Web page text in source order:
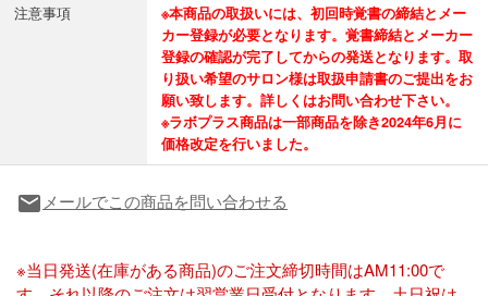
注意事項
※本商品の取扱いには、初回時覚書の締結とメー
カー登録が必要となります。覚書締結とメーカー
登録の確認が完了してからの発送となります。取
り扱い希望のサロン様は取扱申請書のご提出をお
願い致します。詳しくはお問い合わせ下さい。
※ラボプラス商品は一部商品を除き2024年6月に
価格改定を行いました。
local_post_officeメールでこの商品を問い合わせる
※当日発送(在庫がある商品)のご注文締切時間はAM11:00で